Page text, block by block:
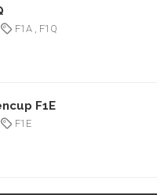
F1A , F1Q
F1E
F1E